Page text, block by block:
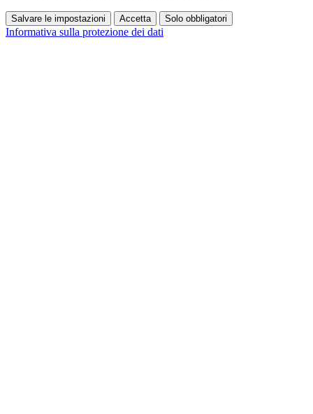
Salvare le impostazioni Accetta Solo obbligatori
Informativa sulla protezione dei dati